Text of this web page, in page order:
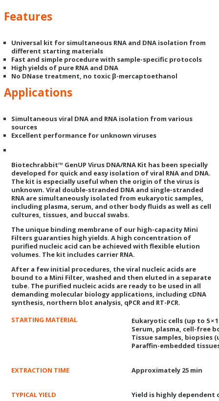
Features
Universal kit for simultaneous RNA and DNA isolation from
different starting materials
Fast and simple procedure with sample-specific protocols
High yields of pure RNA and DNA
No DNase treatment, no toxic β-mercaptoethanol
Applications
Simultaneous viral DNA and RNA isolation from various
sources
Excellent performance for unknown viruses
Biotechrabbit™ GenUP Virus DNA/RNA Kit has been specially
developed for quick and easy isolation of viral RNA and DNA.
The kit is especially useful when the origin of the virus is
unknown. Viral double-stranded DNA and single-stranded
RNA are simultaneously isolated from eukaryotic samples,
including plasma, serum, and other body fluids as well as cell
cultures, tissues, and buccal swabs.
The unique binding membrane of our high-capacity Mini
Filters guaranties high yields. A high concentration of
purified nucleic acid can be achieved with flexible elution
volumes. The kit includes carrier RNA.
After a few initial procedures, the viral nucleic acids are
bound to a Mini Filter, washed and then eluted in a separate
tube. The purified nucleic acids are ready to be used in all
demanding molecular biology applications, including cDNA
synthesis, northern blot analysis, qPCR and RT-PCR.
STARTING MATERIAL
Eukaryotic cells (up to 5 ×
Serum, plasma, cell-free
Tissue samples, biopsies
Paraffin-embedded
EXTRACTION TIME Approximately 25 min
TYPICAL YIELD Yield is highly dependent